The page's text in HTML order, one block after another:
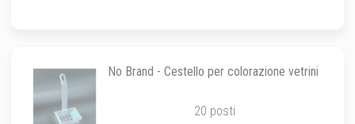
No Brand - Cestello per colorazione vetrini
20 posti